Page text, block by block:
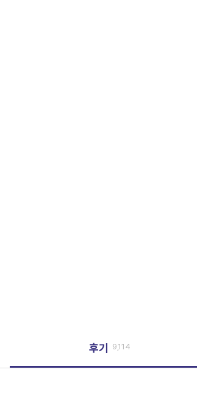
후기 9,114